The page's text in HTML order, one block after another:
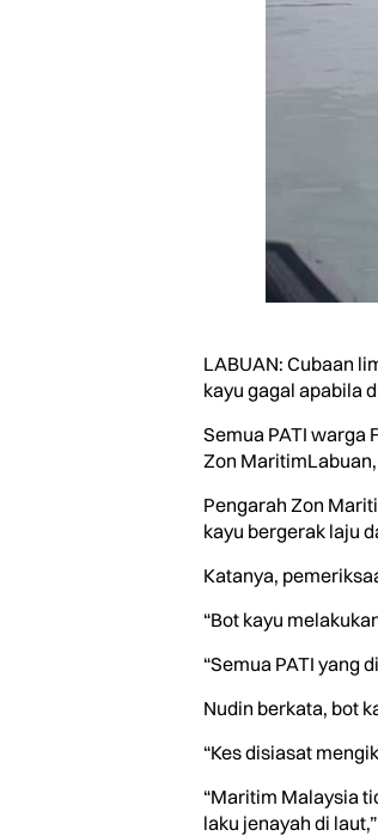
LABUAN: Cubaan
kayu gagal apabila
Semua PATI warga
Zon
Pengarah Zon
kayu bergerak laju
Katanya,
“Bot kayu
“Semua PATI yang
Nudin berkata, bot
“Kes disiasat
“Maritim Malaysia
laku jenayah di